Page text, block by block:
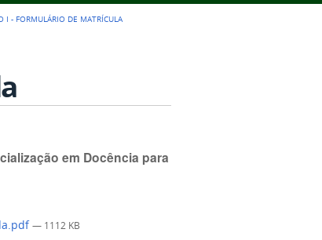
I - FORMULÁRIO DE MATRÍCULA
em Docência para
— 1112 KB